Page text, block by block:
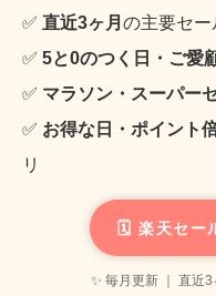
✅ 直近3ヶ月 の主要セ
✅ 5と0のつく日・ご愛
✅ マラソン・スーパー
✅ お得な日・ポイント
リ
🗓️ 楽天セー
✨ 毎月更新 ｜ 直近